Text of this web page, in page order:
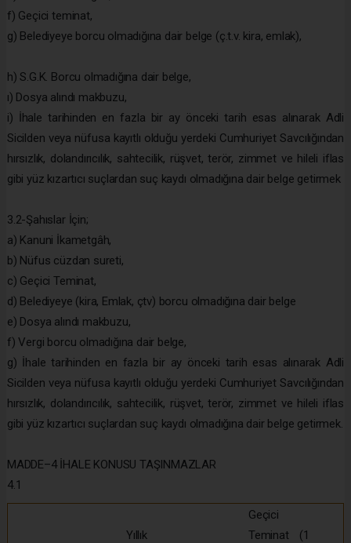
f) Geçici teminat,
g) Belediyeye borcu olmadığına dair belge (ç.t.v. kira, emlak),
h) S.G.K. Borcu olmadığına dair belge,
ı) Dosya alındı makbuzu,
i) İhale tarihinden en fazla bir ay önceki tarih esas alınarak Adli
Sicilden veya nüfusa kayıtlı olduğu yerdeki Cumhuriyet Savcılığından
hırsızlık, dolandırıcılık, sahtecilik, rüşvet, terör, zimmet ve hileli iflas
gibi yüz kızartıcı suçlardan suç kaydı olmadığına dair belge getirmek
3.2-Şahıslar İçin;
a) Kanuni İkametgâh,
b) Nüfus cüzdan sureti,
c) Geçici Teminat,
d) Belediyeye (kira, Emlak, çtv) borcu olmadığına dair belge
e) Dosya alındı makbuzu,
f) Vergi borcu olmadığına dair belge,
g) İhale tarihinden en fazla bir ay önceki tarih esas alınarak Adli
Sicilden veya nüfusa kayıtlı olduğu yerdeki Cumhuriyet Savcılığından
hırsızlık, dolandırıcılık, sahtecilik, rüşvet, terör, zimmet ve hileli iflas
gibi yüz kızartıcı suçlardan suç kaydı olmadığına dair belge getirmek.
MADDE–4 İHALE KONUSU TAŞINMAZLAR
4.1
Yıllık
Geçici
Teminat (1